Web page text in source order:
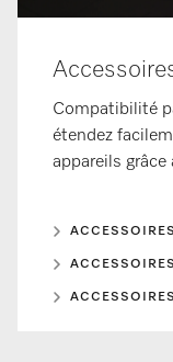
Compatibilité
étendez
appareils grâce